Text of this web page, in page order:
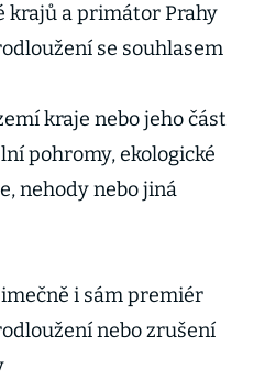
krajů a primátor Prahy
se souhlasem
kraje nebo jeho část
pohromy, ekologické
nehody nebo jiná
i sám premiér
nebo zrušení